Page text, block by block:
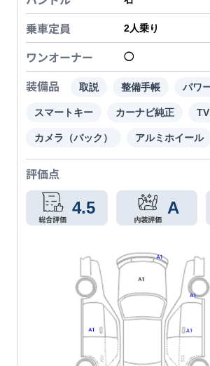
乗車定員 2人乗り
ワンオーナー ◯
装備品 取説 整備手帳 パワ
スマートキー カーナビ純正 TV
カメラ（バック） アルミホイール
評価点
4.5 A